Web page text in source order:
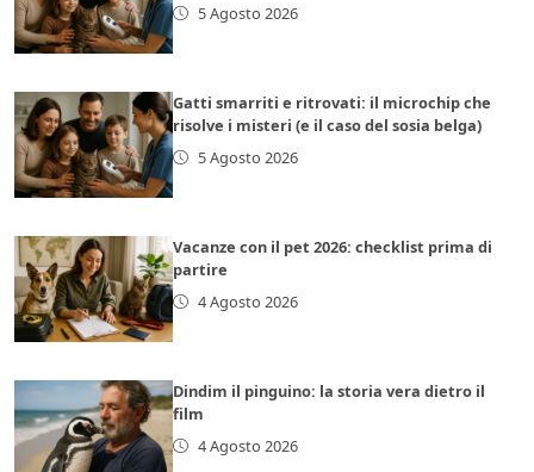
5 Agosto 2026
Gatti smarriti e ritrovati: il microchip che
risolve i misteri (e il caso del sosia belga)
5 Agosto 2026
Vacanze con il pet 2026: checklist prima di
partire
4 Agosto 2026
Dindim il pinguino: la storia vera dietro il
film
4 Agosto 2026